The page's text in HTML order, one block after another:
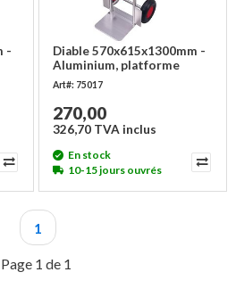
-
Diable 570x615x1300mm -
Aluminium, platforme
320x250mm
Art#: 75017
270,00
326,70 TVA inclus
En stock
10-15 jours ouvrés
Page 1 de 1
1